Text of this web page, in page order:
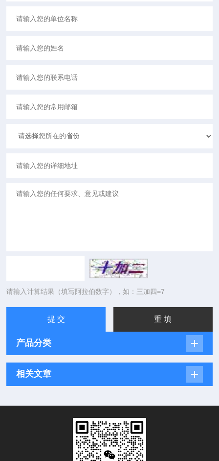
请输入计算结果（填写阿拉伯数字），如：三加四=7
产品分类
相关文章